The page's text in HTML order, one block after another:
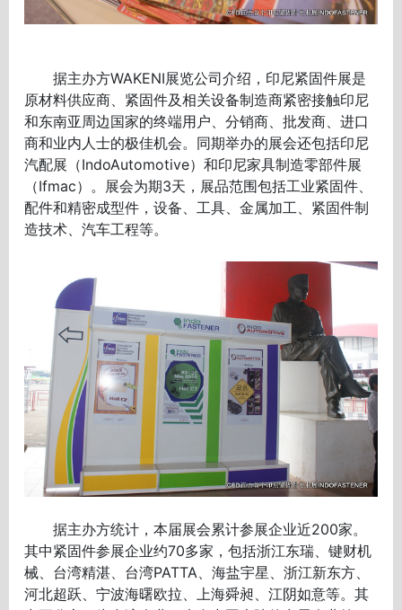
据主办方WAKENI展览公司介绍，印尼紧固件展是
原材料供应商、紧固件及相关设备制造商紧密接触印尼
和东南亚周边国家的终端用户、分销商、批发商、进口
商和业内人士的极佳机会。同期举办的展会还包括印尼
汽配展（IndoAutomotive）和印尼家具制造零部件展
（Ifmac）。展会为期3天，展品范围包括工业紧固件、
配件和精密成型件，设备、工具、金属加工、紧固件制
造技术、汽车工程等。
据主办方统计，本届展会累计参展企业近200家。
其中紧固件参展企业约70多家，包括浙江东瑞、键财机
械、台湾精湛、台湾PATTA、海盐宇星、浙江新东方、
河北超跃、宁波海曙欧拉、上海舜昶、江阴如意等。其